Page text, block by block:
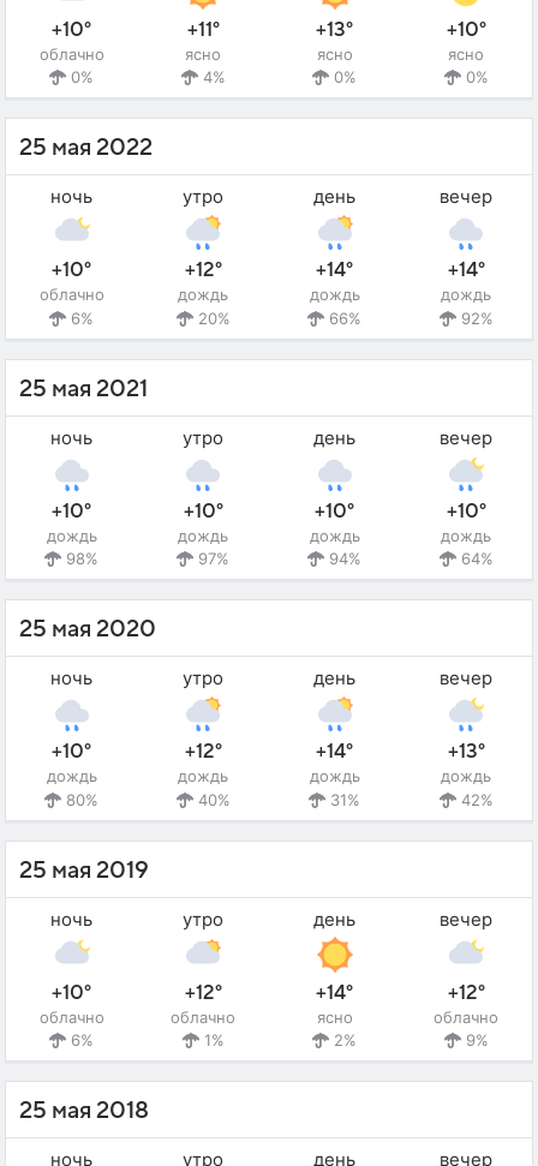
+10°
облачно
0%
+11°
ясно
4%
+13°
ясно
0%
+10°
ясно
0%
25 мая 2022
ночь
+10°
облачно
6%
утро
+12°
дождь
20%
день
+14°
дождь
66%
вечер
+14°
дождь
92%
25 мая 2021
ночь
+10°
дождь
98%
утро
+10°
дождь
97%
день
+10°
дождь
94%
вечер
+10°
дождь
64%
25 мая 2020
ночь
+10°
дождь
80%
утро
+12°
дождь
40%
день
+14°
дождь
31%
вечер
+13°
дождь
42%
25 мая 2019
ночь
+10°
облачно
6%
утро
+12°
облачно
1%
день
+14°
ясно
2%
вечер
+12°
облачно
9%
25 мая 2018
ночь утро день вечер